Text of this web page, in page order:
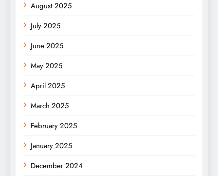
August 2025
July 2025
June 2025
May 2025
April 2025
March 2025
February 2025
January 2025
December 2024